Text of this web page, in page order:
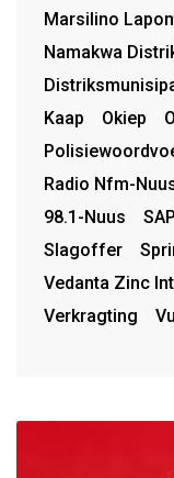
Marsilino
Namakwa
Kaap
Okiep
Radio Nfm-
98.1-Nuus
Slagoffer
Vedanta Zinc
Verkragting